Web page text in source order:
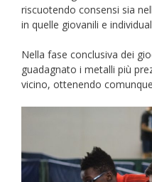
riscuotendo consensi sia
in quelle giovanili e
Nella fase conclusiva dei
guadagnato i metalli più
vicino, ottenendo